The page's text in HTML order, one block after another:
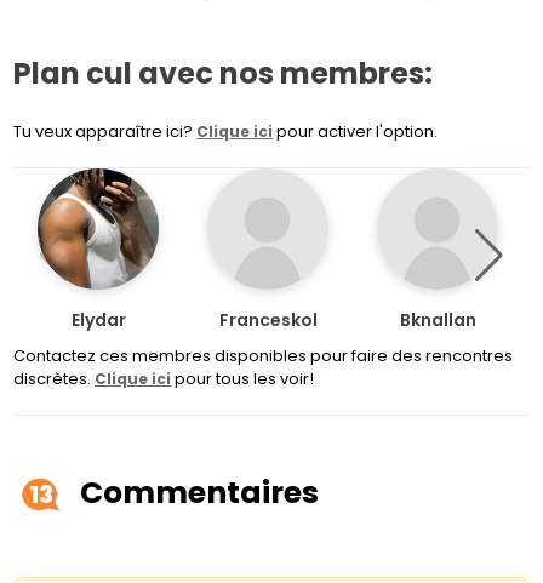
Plan cul avec nos membres:
Tu veux apparaître ici? Clique ici pour activer l'option.
Elydar Franceskol Bknallan
Contactez ces membres disponibles pour faire des rencontres
discrètes. Clique ici pour tous les voir!
13 Commentaires